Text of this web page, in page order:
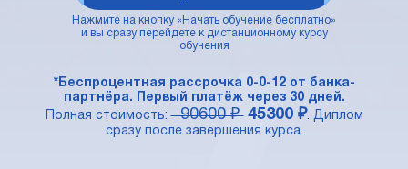
Нажмите на кнопку «Начать обучение бесплатно»
и вы сразу перейдете к дистанционному курсу
обучения
*Беспроцентная рассрочка 0-0-12 от банка-
партнёра. Первый платёж через 30 дней.
Полная стоимость:90600 ₽ 45300 ₽. Диплом
сразу после завершения курса.